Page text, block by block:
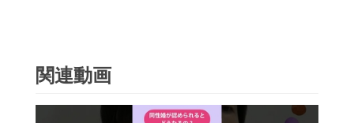
関連動画